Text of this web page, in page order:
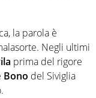
la parola è
Negli ultimi
prima del rigore
Bono del Siviglia